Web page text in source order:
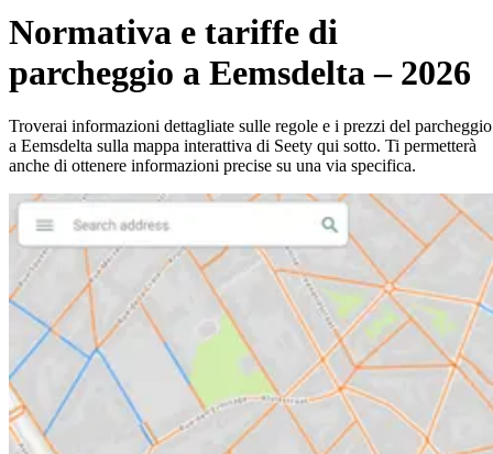
Normativa e tariffe di
parcheggio a Eemsdelta – 2026
Troverai informazioni dettagliate sulle regole e i prezzi del parcheggio
a Eemsdelta sulla mappa interattiva di Seety qui sotto. Ti permetterà
anche di ottenere informazioni precise su una via specifica.